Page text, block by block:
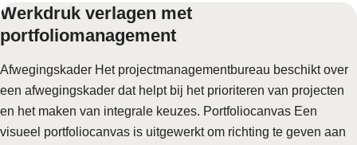
Werkdruk verlagen met
portfoliomanagement
Afwegingskader Het projectmanagementbureau beschikt over
een afwegingskader dat helpt bij het prioriteren van projecten
en het maken van integrale keuzes. Portfoliocanvas Een
visueel portfoliocanvas is uitgewerkt om richting te geven aan